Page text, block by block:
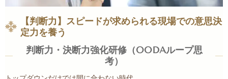
【判断力】スピードが求められる現場での意思決
定力を養う
判断力・決断力強化研修（OODAループ思
考）